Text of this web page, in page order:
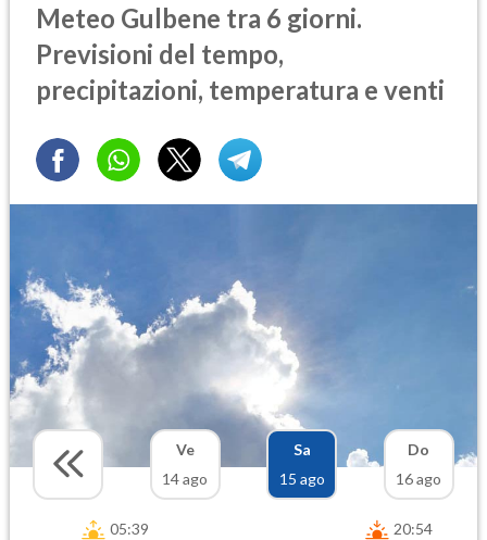
Meteo Gulbene tra 6 giorni.
Previsioni del tempo,
precipitazioni, temperatura e venti
Ve
14 ago
Sa
15 ago
Do
16 ago
05:39 20:54